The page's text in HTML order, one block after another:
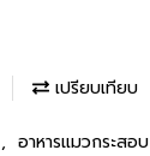
เปรียบเทียบ
, อาหารแมวกระสอบ